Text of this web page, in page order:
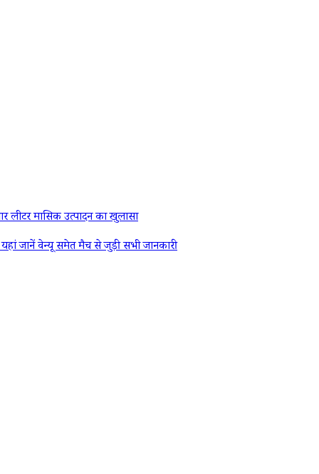
मासिक उत्पादन का खुलासा
वेन्यू समेत मैच से जुड़ी सभी जानकारी